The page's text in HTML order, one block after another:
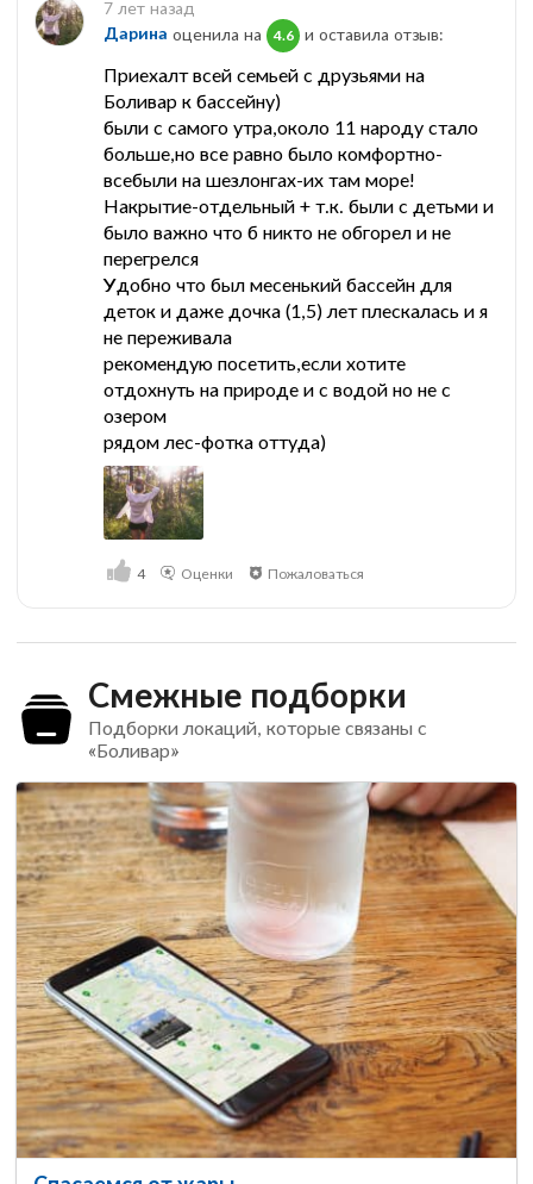
7 лет назад
Дарина оценила на 4.6 и оставила отзыв:
Приехалт всей семьей с друзьями на
Боливар к бассейну)
были с самого утра,около 11 народу стало
больше,но все равно было комфортно-
всебыли на шезлонгах-их там море!
Накрытие-отдельный + т.к. были с детьми и
было важно что б никто не обгорел и не
перегрелся
Удобно что был месенький бассейн для
деток и даже дочка (1,5) лет плескалась и я
не переживала
рекомендую посетить,если хотите
отдохнуть на природе и с водой но не с
озером
рядом лес-фотка оттуда)
4 Оценки Пожаловаться
Смежные подборки
Подборки локаций, которые связаны с
«Боливар»